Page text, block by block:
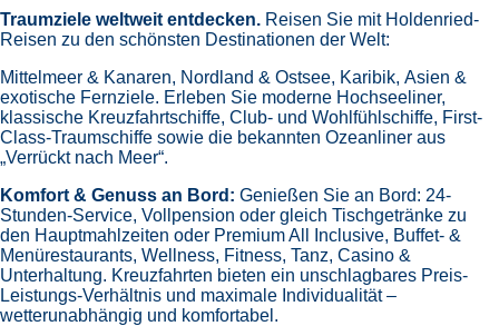
Traumziele weltweit entdecken. Reisen Sie mit Holdenried-
Reisen zu den schönsten Destinationen der Welt:
Mittelmeer & Kanaren, Nordland & Ostsee, Karibik, Asien &
exotische Fernziele. Erleben Sie moderne Hochseeliner,
klassische Kreuzfahrtschiffe, Club- und Wohlfühlschiffe, First-
Class-Traumschiffe sowie die bekannten Ozeanliner aus
„Verrückt nach Meer“.
Komfort & Genuss an Bord: Genießen Sie an Bord: 24-
Stunden-Service, Vollpension oder gleich Tischgetränke zu
den Hauptmahlzeiten oder Premium All Inclusive, Buffet- &
Menürestaurants, Wellness, Fitness, Tanz, Casino &
Unterhaltung. Kreuzfahrten bieten ein unschlagbares Preis-
Leistungs-Verhältnis und maximale Individualität –
wetterunabhängig und komfortabel.